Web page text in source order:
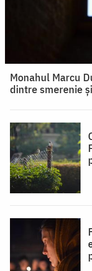
Monahul Marcu
dintre smerenie